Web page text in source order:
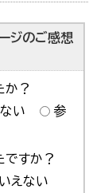
ジのご感想
か？
い
参
ですか？
えない